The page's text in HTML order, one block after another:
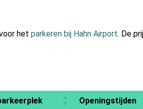
het parkeren bij Hahn Airport. De
Openingstijden